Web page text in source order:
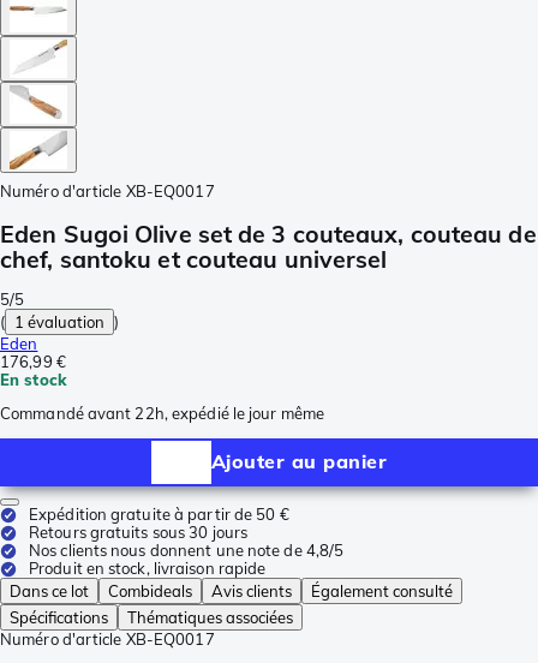
Numéro d'article XB-EQ0017
Eden Sugoi Olive set de 3 couteaux, couteau de
chef, santoku et couteau universel
5/5
( 1 évaluation )
Eden
176,99 €
En stock
Commandé avant 22h, expédié le jour même
Ajouter au panier
Expédition gratuite à partir de 50 €
Retours gratuits sous 30 jours
Nos clients nous donnent une note de 4,8/5
Produit en stock, livraison rapide
Dans ce lot
Combideals Avis clients
Également consulté
Spécifications
Thématiques associées
Numéro d'article XB-EQ0017